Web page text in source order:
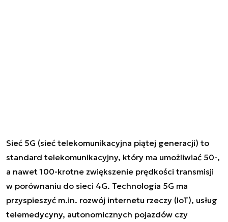
Sieć 5G (sieć telekomunikacyjna piątej generacji) to
standard telekomunikacyjny, który ma umożliwiać 50-,
a nawet 100-krotne zwiększenie prędkości transmisji
w porównaniu do sieci 4G. Technologia 5G ma
przyspieszyć m.in. rozwój internetu rzeczy (IoT), usług
telemedycyny, autonomicznych pojazdów czy